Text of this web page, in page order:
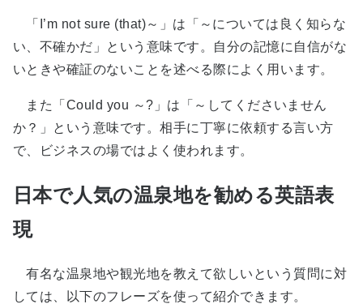
「I’m not sure (that)～」は「～については良く知らな
い、不確かだ」という意味です。自分の記憶に自信がな
いときや確証のないことを述べる際によく用います。
また「Could you ～?」は「～してくださいません
か？」という意味です。相手に丁寧に依頼する言い方
で、ビジネスの場ではよく使われます。
日本で人気の温泉地を勧める英語表
現
有名な温泉地や観光地を教えて欲しいという質問に対
しては、以下のフレーズを使って紹介できます。